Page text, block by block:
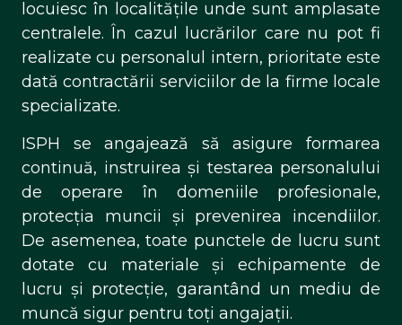
locuiesc în localitățile unde sunt amplasate
centralele. În cazul lucrărilor care nu pot fi
realizate cu personalul intern, prioritate este
dată contractării serviciilor de la firme locale
specializate.
ISPH se angajează să asigure formarea
continuă, instruirea și testarea personalului
de operare în domeniile profesionale,
protecția muncii și prevenirea incendiilor.
De asemenea, toate punctele de lucru sunt
dotate cu materiale și echipamente de
lucru și protecție, garantând un mediu de
muncă sigur pentru toți angajații.